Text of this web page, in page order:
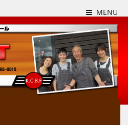
MENU